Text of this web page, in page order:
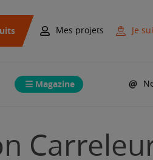
Mes projets Je
Magazine